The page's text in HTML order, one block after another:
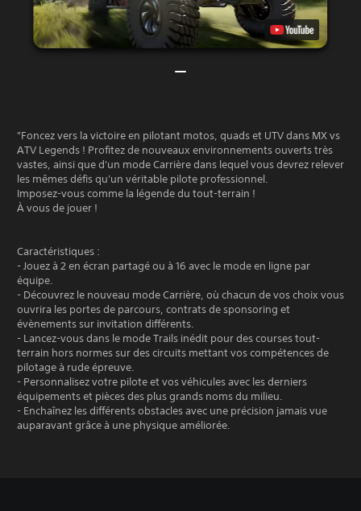
"Foncez vers la victoire en pilotant motos, quads et UTV dans MX vs
ATV Legends ! Profitez de nouveaux environnements ouverts très
vastes, ainsi que d'un mode Carrière dans lequel vous devrez relever
les mêmes défis qu'un véritable pilote professionnel.
Imposez-vous comme la légende du tout-terrain !
À vous de jouer !
Caractéristiques :
- Jouez à 2 en écran partagé ou à 16 avec le mode en ligne par
équipe.
- Découvrez le nouveau mode Carrière, où chacun de vos choix vous
ouvrira les portes de parcours, contrats de sponsoring et
évènements sur invitation différents.
- Lancez-vous dans le mode Trails inédit pour des courses tout-
terrain hors normes sur des circuits mettant vos compétences de
pilotage à rude épreuve.
- Personnalisez votre pilote et vos véhicules avec les derniers
équipements et pièces des plus grands noms du milieu.
- Enchaînez les différents obstacles avec une précision jamais vue
auparavant grâce à une physique améliorée.